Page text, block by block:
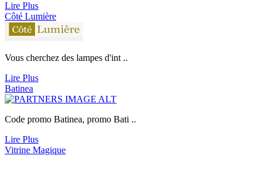
Lire Plus
Côté Lumière
Vous cherchez des lampes d'int ..
Lire Plus
Batinea
Code promo Batinea, promo Bati ..
Lire Plus
Vitrine Magique